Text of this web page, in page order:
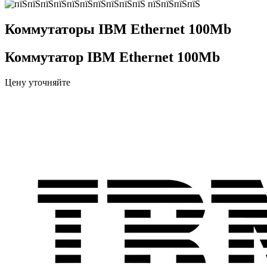
Коммутаторы IBM Ethernet 100Mb
Коммутатор IBM Ethernet 100Mb
Цену уточняйте